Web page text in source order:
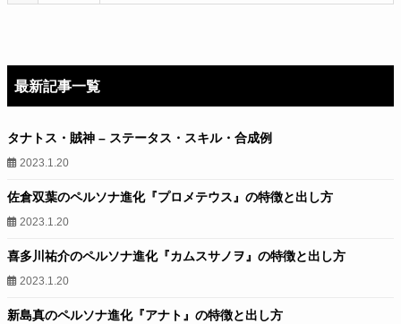
最新記事一覧
タナトス・賊神 – ステータス・スキル・合成例
2023.1.20
佐倉双葉のペルソナ進化『プロメテウス』の特徴と出し方
2023.1.20
喜多川祐介のペルソナ進化『カムスサノヲ』の特徴と出し方
2023.1.20
新島真のペルソナ進化『アナト』の特徴と出し方